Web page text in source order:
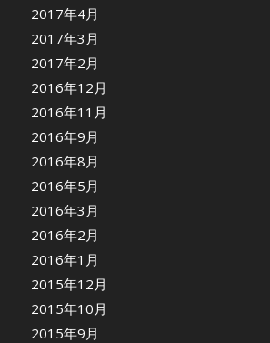
2017年4月
2017年3月
2017年2月
2016年12月
2016年11月
2016年9月
2016年8月
2016年5月
2016年3月
2016年2月
2016年1月
2015年12月
2015年10月
2015年9月